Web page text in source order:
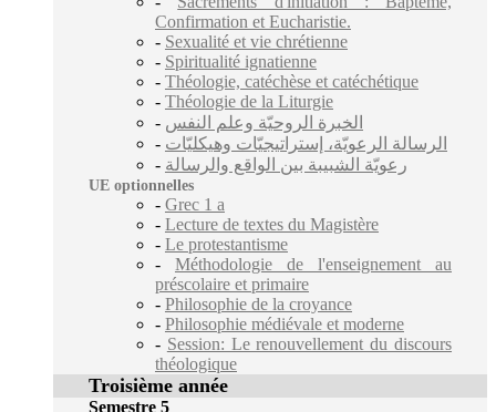
Confirmation et Eucharistie.
- Sexualité et vie chrétienne
- Spiritualité ignatienne
- Théologie, catéchèse et catéchétique
- Théologie de la Liturgie
- الخبرة الروحيّة وعلم النفس
- الرسالة الرعويّة، إستراتيجيّات وهيكليّات
- رعويّة الشبيبة بين الواقع والرسالة
UE optionnelles
- Grec 1 a
- Lecture de textes du Magistère
- Le protestantisme
- Méthodologie de l'enseignement au
préscolaire et primaire
- Philosophie de la croyance
- Philosophie médiévale et moderne
- Session: Le renouvellement du discours
théologique
Troisième année
Semestre 5